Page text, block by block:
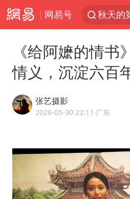
网易号
胡彦斌
美股存
《给阿嬷的情书
情义，沉淀六百
张艺摄影
2026-05-30 22:11 ·广东